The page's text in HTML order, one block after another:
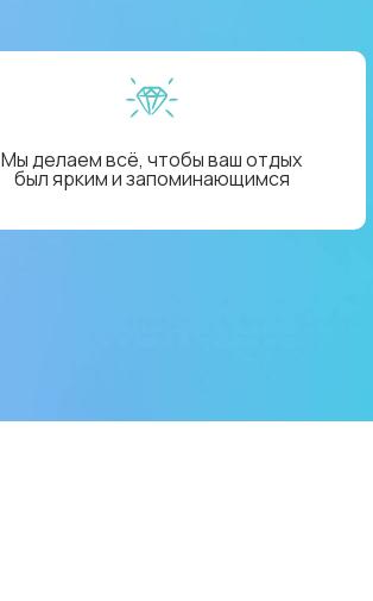
Мы делаем всё, чтобы ваш отдых
был ярким и запоминающимся